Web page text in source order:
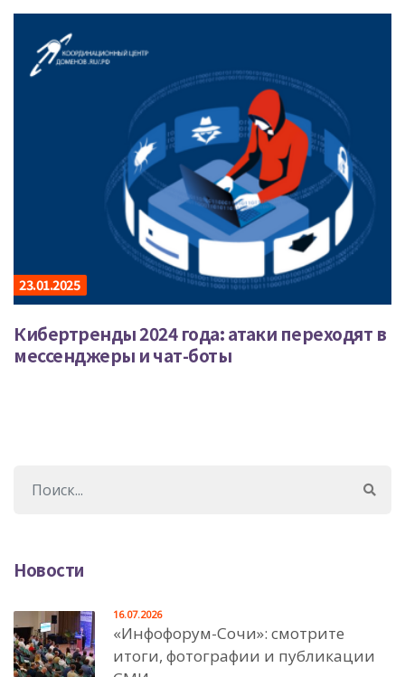
23.01.2025
Кибертренды 2024 года: атаки переходят в
мессенджеры и чат-боты
Новости
«Инфофорум-Сочи»: смотрите
итоги, фотографии и публикации
16.07.2026